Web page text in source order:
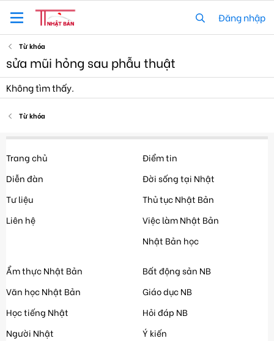
Đăng nhập
Từ khóa
sửa mũi hỏng sau phẫu thuật
Không tìm thấy.
Từ khóa
Trang chủ
Diễn đàn
Tư liệu
Liên hệ
Điểm tin
Đời sống tại Nhật
Thủ tục Nhật Bản
Việc làm Nhật Bản
Nhật Bản học
Ẩm thực Nhật Bản
Văn học Nhật Bản
Học tiếng Nhật
Người Nhật
Bất động sản NB
Giáo dục NB
Hỏi đáp NB
Ý kiến